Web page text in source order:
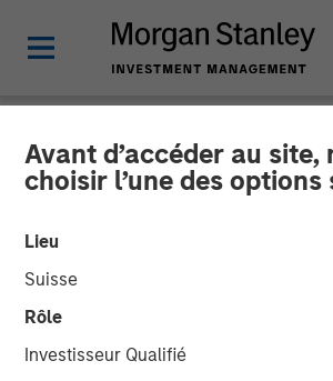
Avant d’accéder au site,
choisir l’une des options
Lieu
Suisse
Rôle
Investisseur Qualifié
INSIGHTS
Elevating
Stock Story